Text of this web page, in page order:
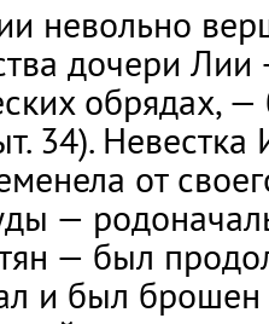
невольно
дочери
обрядах,
34).
от
—
— был
и был брошен